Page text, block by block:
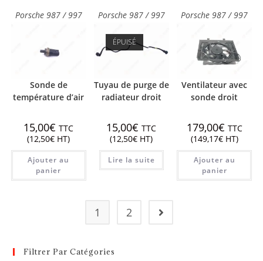
Porsche 987 / 997
Sonde de
température d’air
15,00€ TTC
(12,50€ HT)
Ajouter au
panier
Porsche 987 / 997
ÉPUISÉ
Tuyau de purge de
radiateur droit
15,00€ TTC
(12,50€ HT)
Lire la suite
Porsche 987 / 997
Ventilateur avec
sonde droit
179,00€ TTC
(149,17€HT)
Ajouter au
panier
1 2
Filtrer Par Catégories